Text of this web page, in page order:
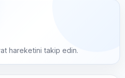
hareketini takip edin.